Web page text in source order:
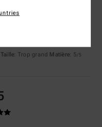
Taille: Trop grand Matière: 5/5